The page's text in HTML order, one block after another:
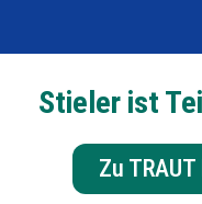
Stieler ist
Zu